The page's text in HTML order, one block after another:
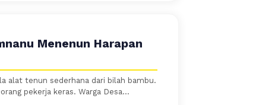
Menenun Harapan
alat tenun sederhana dari bilah bambu.
pekerja keras. Warga Desa...